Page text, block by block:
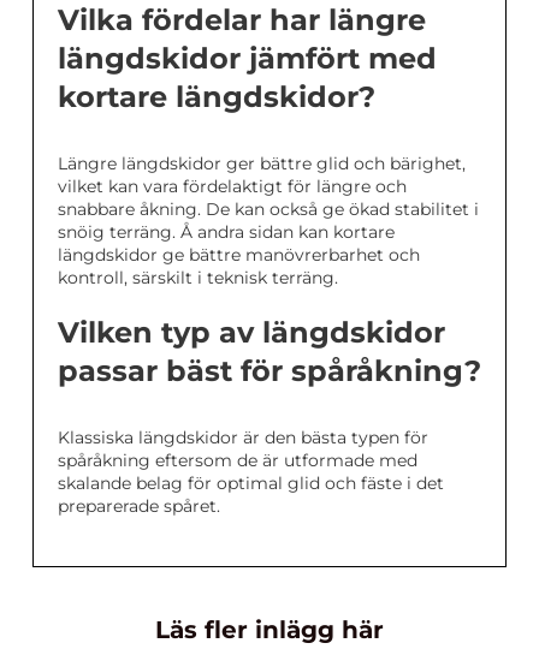
Vilka fördelar har längre
längdskidor jämfört med
kortare längdskidor?
Längre längdskidor ger bättre glid och bärighet,
vilket kan vara fördelaktigt för längre och
snabbare åkning. De kan också ge ökad stabilitet i
snöig terräng. Å andra sidan kan kortare
längdskidor ge bättre manövrerbarhet och
kontroll, särskilt i teknisk terräng.
Vilken typ av längdskidor
passar bäst för spåråkning?
Klassiska längdskidor är den bästa typen för
spåråkning eftersom de är utformade med
skalande belag för optimal glid och fäste i det
preparerade spåret.
Läs fler inlägg här